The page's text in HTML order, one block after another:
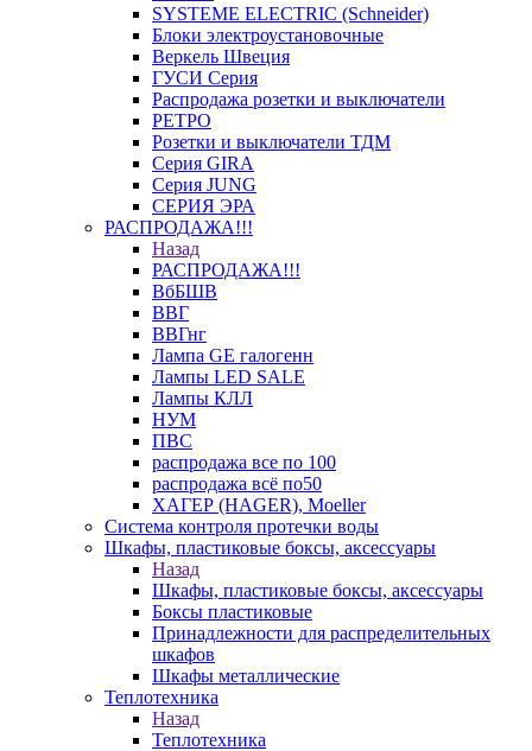
SYSTEME ELECTRIC (Schneider)
Блоки электроустановочные
Веркель Швеция
ГУСИ Серия
Распродажа розетки и выключатели
РЕТРО
Розетки и выключатели ТДМ
Серия GIRA
Серия JUNG
СЕРИЯ ЭРА
РАСПРОДАЖА!!!
Назад
РАСПРОДАЖА!!!
ВбБШВ
ВВГ
ВВГнг
Лампа GE галогенн
Лампы LED SALE
Лампы КЛЛ
НУМ
ПВС
распродажа все по 100
распродажа всё по50
ХАГЕР (HAGER), Moeller
Система контроля протечки воды
Шкафы, пластиковые боксы, аксессуары
Назад
Шкафы, пластиковые боксы, аксессуары
Боксы пластиковые
Принадлежности для распределительных
шкафов
Шкафы металлические
Теплотехника
Назад
Теплотехника